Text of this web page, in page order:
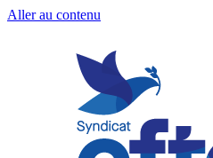
Aller au contenu